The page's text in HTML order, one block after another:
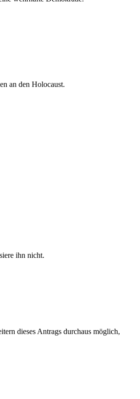
an den Holocaust.
ihn nicht.
dieses Antrags durchaus möglich,